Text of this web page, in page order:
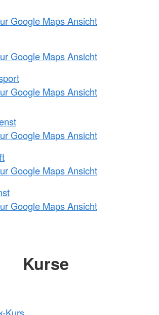
Google Maps Ansicht
Google Maps Ansicht
Google Maps Ansicht
Google Maps Ansicht
Google Maps Ansicht
Google Maps Ansicht
Kurse